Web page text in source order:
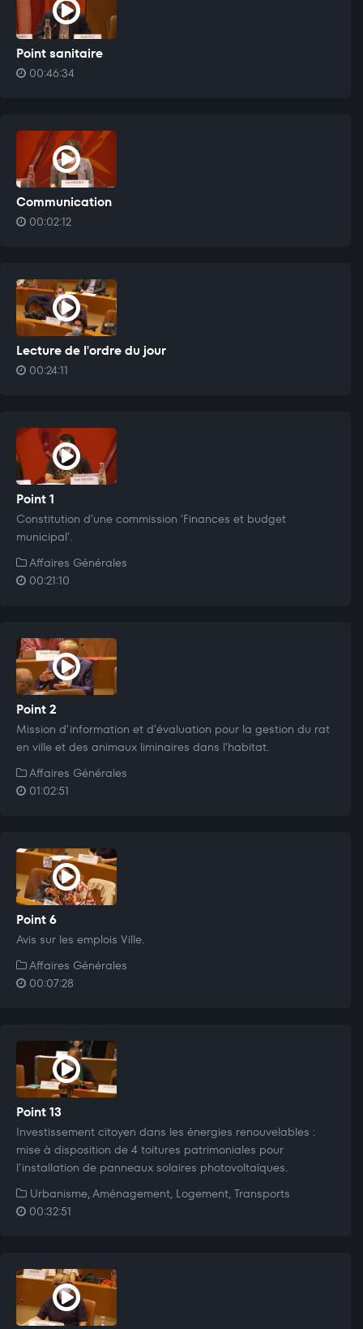
Point sanitaire
00:46:34
Communication
00:02:12
Lecture de l'ordre du jour
00:24:11
Point 1
Constitution d'une commission 'Finances et budget
municipal'.
Affaires Générales
00:21:10
Point 2
Mission d'information et d'évaluation pour la gestion du rat
en ville et des animaux liminaires dans l'habitat.
Affaires Générales
01:02:51
Point 6
Avis sur les emplois Ville.
Affaires Générales
00:07:28
Point 13
Investissement citoyen dans les énergies renouvelables :
mise à disposition de 4 toitures patrimoniales pour
l'installation de panneaux solaires photovoltaïques.
Urbanisme, Aménagement, Logement, Transports
00:32:51